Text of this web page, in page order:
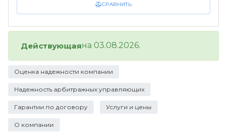
СРАВНИТЬ
Действующаяна 03.08.2026.
Оценка надежности компании
Надежность арбитражных управляющих
Гарантии по договору Услуги и цены
О компании